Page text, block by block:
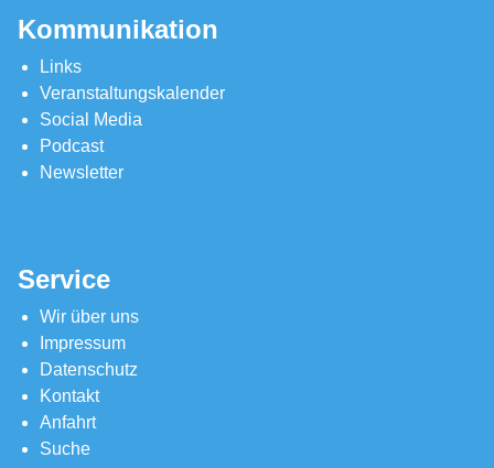
Kommunikation
Links
Veranstaltungskalender
Social Media
Podcast
Newsletter
Service
Wir über uns
Impressum
Datenschutz
Kontakt
Anfahrt
Suche